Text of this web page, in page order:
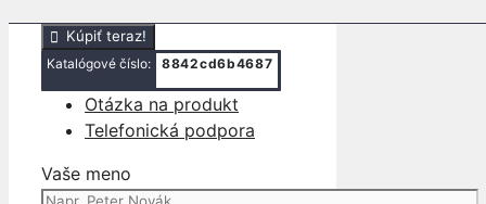
množstvo
LAND
ROVER
DISCOVERY
LIŠTA
ĽAVÉHO
Kúpiť teraz!
Katalógové číslo: 8842cd6b4687
Otázka na produkt
Telefonická podpora
Vaše meno